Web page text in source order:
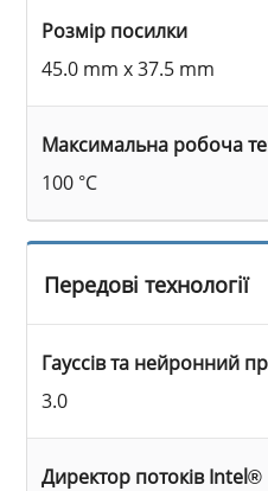
Розмір посилки
45.0 mm x 37.5 mm
Максимальна робоча
100 °C
Передові технології
Гауссів та нейронний
3.0
Директор потоків Intel®